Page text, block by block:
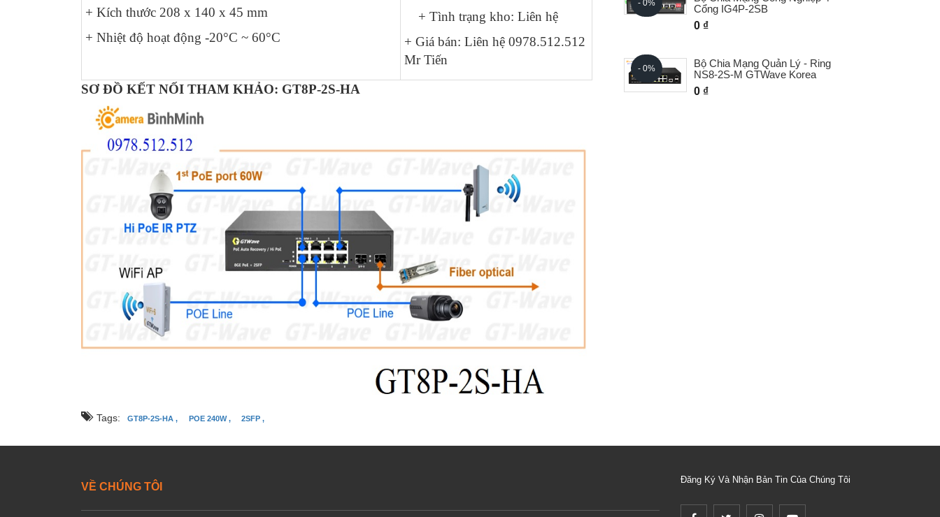
+ Kích thước 208 x 140 x 45 mm
+ Nhiệt độ hoạt động -20°C ~ 60°C
+ Tình trạng kho: Liên hệ
+ Giá bán: Liên hệ 0978.512.512
Mr Tiến
SƠ ĐỒ KẾT NỐI THAM KHẢO: GT8P-2S-HA
0 ₫
0 ₫
Tags: GT8P-2S-HA , POE 240W , 2SFP ,
VỀ CHÚNG TÔI
Đăng Ký Và Nhận Bản Tin Của Chúng Tôi